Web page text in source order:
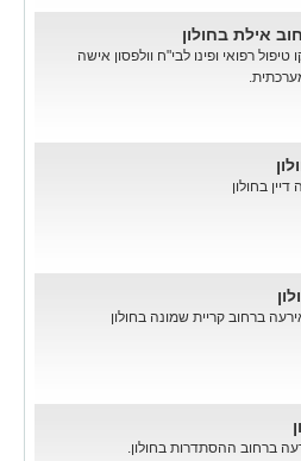
אילת בחולון
רפואי ופינו לבי"ח וולפסון אישה
בחולון
ברחוב קריית שמונה בחולון
ברחוב ההסתדרות בחולון.